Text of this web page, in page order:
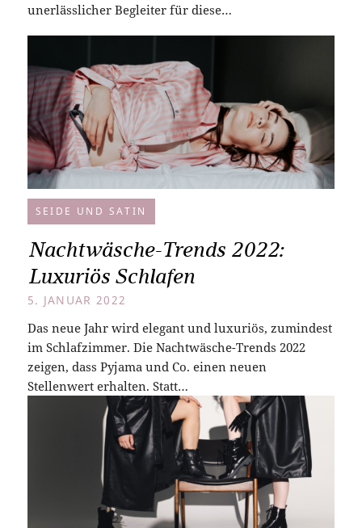
unerlässlicher Begleiter für diese…
SEIDE UND SATIN
Nachtwäsche-Trends 2022:
Luxuriös Schlafen
5. JANUAR 2022
Das neue Jahr wird elegant und luxuriös, zumindest
im Schlafzimmer. Die Nachtwäsche-Trends 2022
zeigen, dass Pyjama und Co. einen neuen
Stellenwert erhalten. Statt…